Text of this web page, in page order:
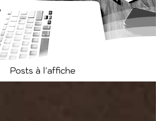
Posts à l'affiche